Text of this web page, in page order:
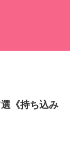
《持ち込み